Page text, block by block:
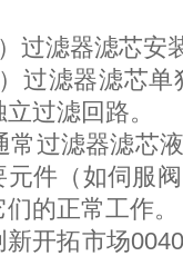
）过滤器滤芯
）过滤器滤芯
立过滤回路。
过滤器滤芯
元件（如伺服
的正常工作。
新开拓市场